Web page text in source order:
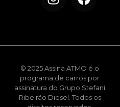
© 2025 Assina ATMO é o
programa de carros por
assinatura do Grupo Stefani
Ribeirão Diesel. Todos os